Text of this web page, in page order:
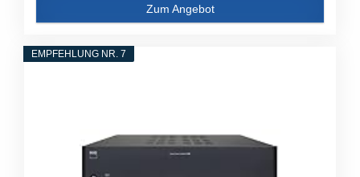
Zum Angebot
EMPFEHLUNG NR. 7